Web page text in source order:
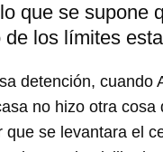
que se supone
de los límites
detención, cuando
no hizo otra cosa
que se levantara el